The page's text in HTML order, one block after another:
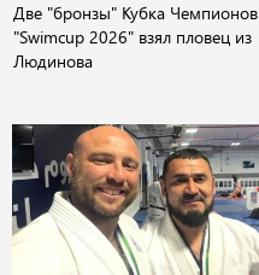
Две "бронзы" Кубка Чемпионов
"Swimcup 2026" взял пловец из
Людинова